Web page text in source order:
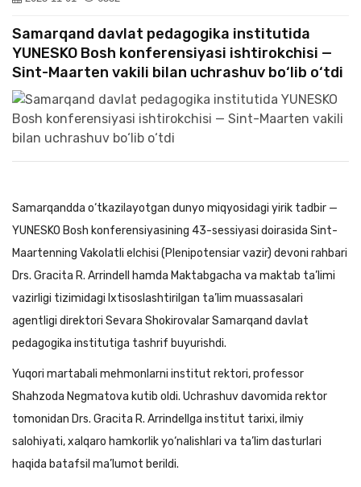
Samarqand davlat pedagogika institutida
YUNESKO Bosh konferensiyasi ishtirokchisi —
Sint-Maarten vakili bilan uchrashuv bo‘lib o‘tdi
Samarqandda o‘tkazilayotgan dunyo miqyosidagi yirik tadbir —
YUNESKO Bosh konferensiyasining 43-sessiyasi doirasida Sint-
Maartenning Vakolatli elchisi (Plenipotensiar vazir) devoni rahbari
Drs. Gracita R. Arrindell hamda Maktabgacha va maktab ta’limi
vazirligi tizimidagi Ixtisoslashtirilgan ta’lim muassasalari
agentligi direktori Sevara Shokirovalar Samarqand davlat
pedagogika institutiga tashrif buyurishdi.
Yuqori martabali mehmonlarni institut rektori, professor
Shahzoda Negmatova kutib oldi. Uchrashuv davomida rektor
tomonidan Drs. Gracita R. Arrindellga institut tarixi, ilmiy
salohiyati, xalqaro hamkorlik yo‘nalishlari va ta’lim dasturlari
haqida batafsil ma’lumot berildi.